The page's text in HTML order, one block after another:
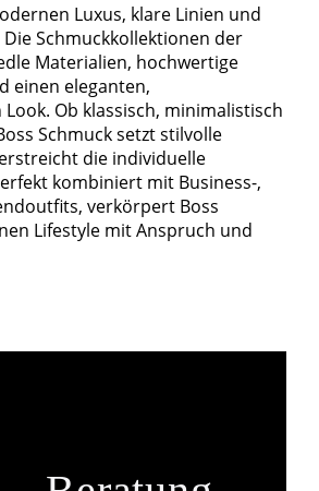
Luxus, klare Linien und
Schmuckkollektionen der
Materialien, hochwertige
einen eleganten,
Ob klassisch, minimalistisch
Schmuck setzt stilvolle
die individuelle
kombiniert mit Business-,
verkörpert Boss
Lifestyle mit Anspruch und